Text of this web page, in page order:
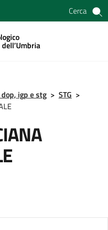
Cerca
igp e stg > STG >